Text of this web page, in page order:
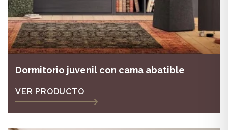
Dormitorio juvenil con cama abatible
VER PRODUCTO